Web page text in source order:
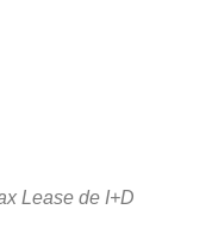
Lease de I+D